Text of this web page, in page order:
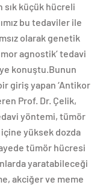
sık küçük hücreli
bu tedaviler ile
olarak genetik
agnostik’ tedavi
konuştu.Bunun
giriş yapan ‘Antikor
Prof. Dr. Çelik,
yöntemi, tümör
yüksek dozda
tümör hücresi
yaratabileceği
akciğer ve meme